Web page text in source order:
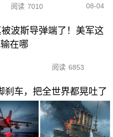
阅读 7010 08-04
波斯导弹端了！美军这
在哪
阅读 6853
刹车，把全世界都晃吐了